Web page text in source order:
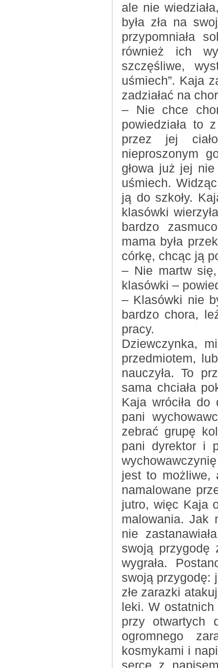
ale nie
była zła na
przypomniała
również ich
szczęśliwe,
uśmiech”. Kaja
zadziałać na
– Nie chce
powiedziała to
przez jej
nieproszonym
głowa już jej
uśmiech.
ją do szkoły.
klasówki
bardzo
mama była
córkę, chcąc ją
– Nie martw
klasówki –
– Klasówki nie
bardzo chora,
pracy.
Dziewczynka,
przedmiotem,
nauczyła. To
sama chciała
Kaja wróciła do
pani
zebrać grupę
pani dyrektor i
jest to możliwe,
namalowane
jutro, więc Kaja
malowania. Jak
nie
swoją
wygrała.
swoją przygodę:
złe zarazki
leki. W
przy otwartych
ogromnego
kosmykami i
serce z